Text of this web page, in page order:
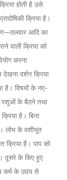
होती है उसे
क्रिया है।
आदि का
वाली क्रिया को
करना
देखना दर्शन क्रिया
है। विषयों के नए-
पशुओं के बैठने तथा
है। बिना
लोभ के वशीभूत
क्रिया है। पाप को
दूसरे के किए हुए
कर्म के उदय से